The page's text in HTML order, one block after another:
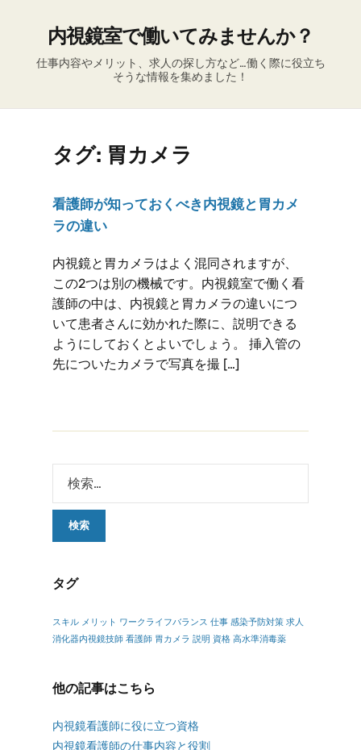
内視鏡室で働いてみませんか？
仕事内容やメリット、求人の探し方など…働く際に役立ち
そうな情報を集めました！
タグ: 胃カメラ
看護師が知っておくべき内視鏡と胃カメ
ラの違い
内視鏡と胃カメラはよく混同されますが、
この2つは別の機械です。内視鏡室で働く看
護師の中は、内視鏡と胃カメラの違いにつ
いて患者さんに効かれた際に、説明できる
ようにしておくとよいでしょう。 挿入管の
先についたカメラで写真を撮 […]
タグ
スキル メリット ワークライフバランス 仕事 感染予防対策 求人
消化器内視鏡技師 看護師 胃カメラ 説明 資格 高水準消毒薬
他の記事はこちら
内視鏡看護師に役に立つ資格
内視鏡看護師の仕事内容と役割